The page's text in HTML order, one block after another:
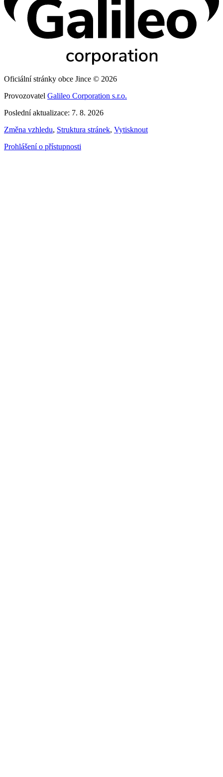
Oficiální stránky obce Jince © 2026
Provozovatel Galileo Corporation s.r.o.
Poslední aktualizace: 7. 8. 2026
Změna vzhledu, Struktura stránek, Vytisknout
Prohlášení o přístupnosti